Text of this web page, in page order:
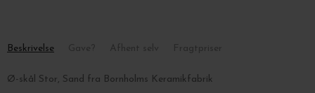
Beskrivelse
Ø-skål Stor, Sand fra Bornholms Keramikfabrik